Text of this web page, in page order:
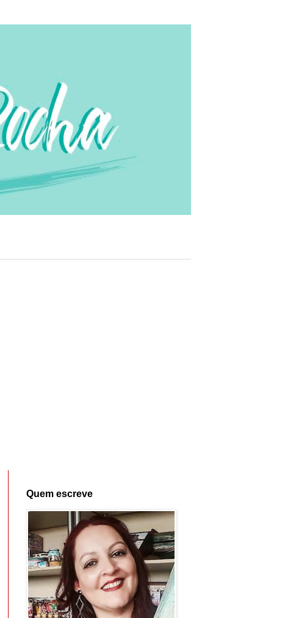
Quem escreve